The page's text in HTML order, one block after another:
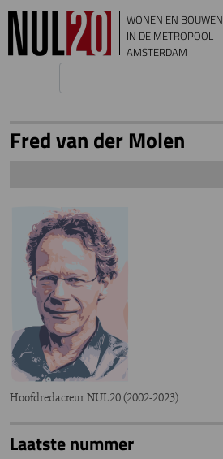
Overslaan en naar de inhoud gaan
WONEN EN BOUWEN
IN DE METROPOOL
AMSTERDAM
Laatste nummer
Fred van der Molen
Hoofdredacteur NUL20 (2002-2023)